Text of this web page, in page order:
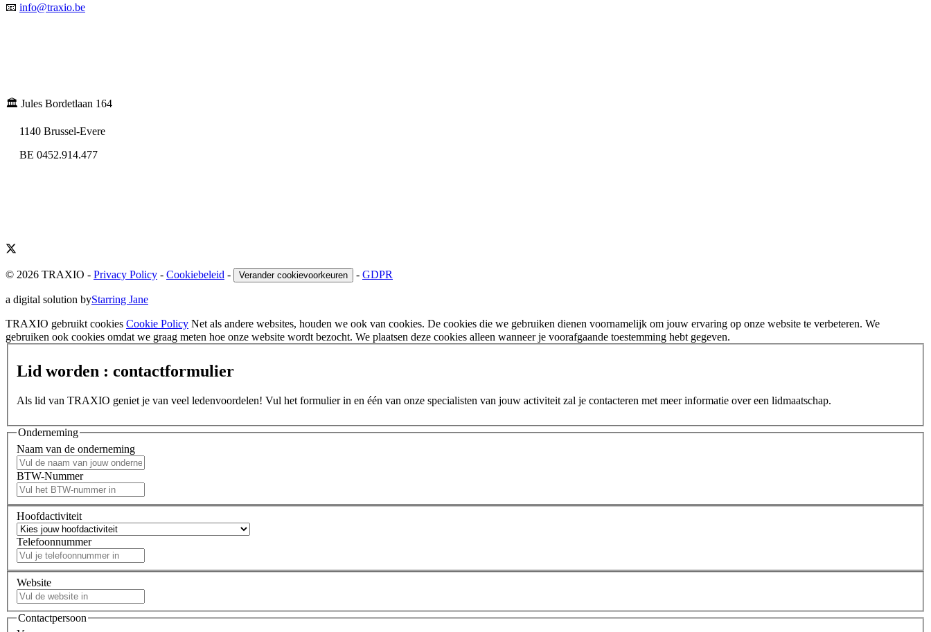
📧 info@traxio.be
🏛️ Jules Bordetlaan 164
1140 Brussel-Evere
BE 0452.914.477
© 2026 TRAXIO - Privacy Policy - Cookiebeleid - Verander cookievoorkeuren - GDPR
a digital solution byStarring Jane
TRAXIO gebruikt cookies Cookie Policy Net als andere websites, houden we ook van cookies. De cookies die we gebruiken dienen voornamelijk om jouw ervaring op onze website te verbeteren. We
gebruiken ook cookies omdat we graag meten hoe onze website wordt bezocht. We plaatsen deze cookies alleen wanneer je voorafgaande toestemming hebt gegeven.
Lid worden : contactformulier
Als lid van TRAXIO geniet je van veel ledenvoordelen! Vul het formulier in en één van onze specialisten van jouw activiteit zal je contacteren met meer informatie over een lidmaatschap.
Onderneming
Naam van de onderneming
BTW-Nummer
Hoofdactiviteit
Telefoonnummer
Website
Contactpersoon